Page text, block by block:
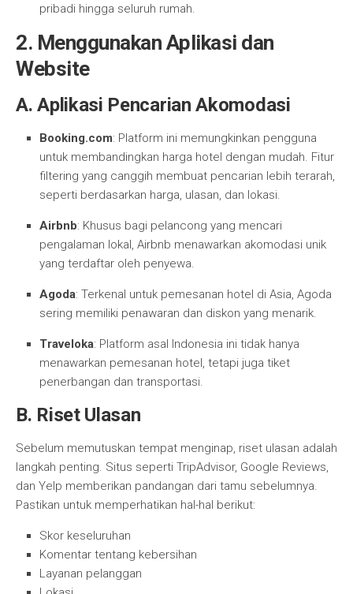
pribadi hingga seluruh rumah.
2. Menggunakan Aplikasi dan
Website
A. Aplikasi Pencarian Akomodasi
Booking.com: Platform ini memungkinkan pengguna
untuk membandingkan harga hotel dengan mudah. Fitur
filtering yang canggih membuat pencarian lebih terarah,
seperti berdasarkan harga, ulasan, dan lokasi.
Airbnb: Khusus bagi pelancong yang mencari
pengalaman lokal, Airbnb menawarkan akomodasi unik
yang terdaftar oleh penyewa.
Agoda: Terkenal untuk pemesanan hotel di Asia, Agoda
sering memiliki penawaran dan diskon yang menarik.
Traveloka: Platform asal Indonesia ini tidak hanya
menawarkan pemesanan hotel, tetapi juga tiket
penerbangan dan transportasi.
B. Riset Ulasan
Sebelum memutuskan tempat menginap, riset ulasan adalah
langkah penting. Situs seperti TripAdvisor, Google Reviews,
dan Yelp memberikan pandangan dari tamu sebelumnya.
Pastikan untuk memperhatikan hal-hal berikut:
Skor keseluruhan
Komentar tentang kebersihan
Layanan pelanggan